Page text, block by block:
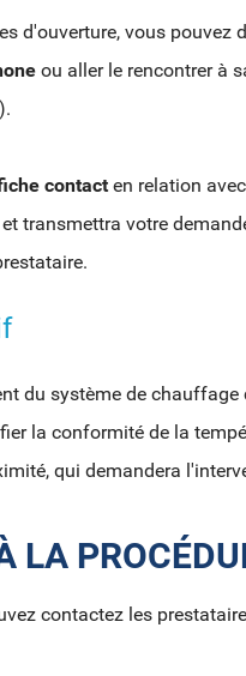
d'ouverture, vous pouvez
ou aller le rencontrer à
contact en relation
transmettra votre
du système de chauffage
la conformité de la
qui demandera
LA
contactez les